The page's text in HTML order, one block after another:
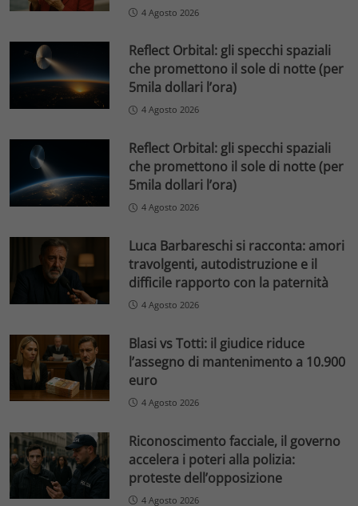
4 Agosto 2026
Reflect Orbital: gli specchi spaziali
che promettono il sole di notte (per
5mila dollari l’ora)
4 Agosto 2026
Reflect Orbital: gli specchi spaziali
che promettono il sole di notte (per
5mila dollari l’ora)
4 Agosto 2026
Luca Barbareschi si racconta: amori
travolgenti, autodistruzione e il
difficile rapporto con la paternità
4 Agosto 2026
Blasi vs Totti: il giudice riduce
l’assegno di mantenimento a 10.900
euro
4 Agosto 2026
Riconoscimento facciale, il governo
accelera i poteri alla polizia:
proteste dell’opposizione
4 Agosto 2026